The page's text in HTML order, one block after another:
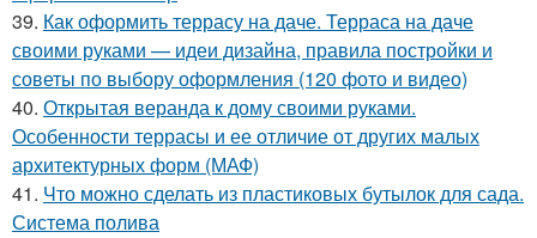
39. Как оформить террасу на даче. Терраса на даче
своими руками — идеи дизайна, правила постройки и
советы по выбору оформления (120 фото и видео)
40. Открытая веранда к дому своими руками.
Особенности террасы и ее отличие от других малых
архитектурных форм (МАФ)
41. Что можно сделать из пластиковых бутылок для сада.
Система полива